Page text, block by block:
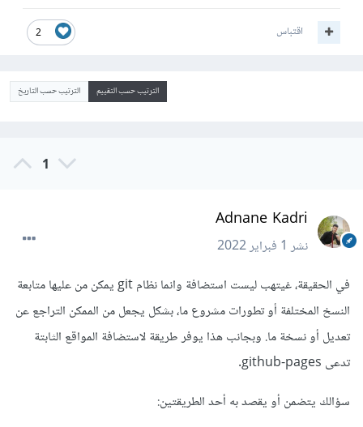
2 اقتباس
الترتيب حسب التقييم الترتيب حسب التاريخ
1
Adnane Kadri
نشر1 فبراير 2022
في الحقيقة، غيتهب ليست استضافة وانما نظام git يمكن من عليها متابعة
النسخ المختلفة أو تطورات مشروع ما، بشكل يجعل من الممكن التراجع عن
تعديل أو نسخة ما. وبجانب هذا يوفر طريقة لاستضافة المواقع الثابتة
تدعى github-pages.
سؤالك يتضمن أو يقصد به أحد الطريقتين: